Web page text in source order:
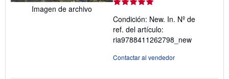
Imagen de archivo
5
Condición: New. In. Nº de
ref. del artículo:
ria9788411262798_new
Contactar al vendedor